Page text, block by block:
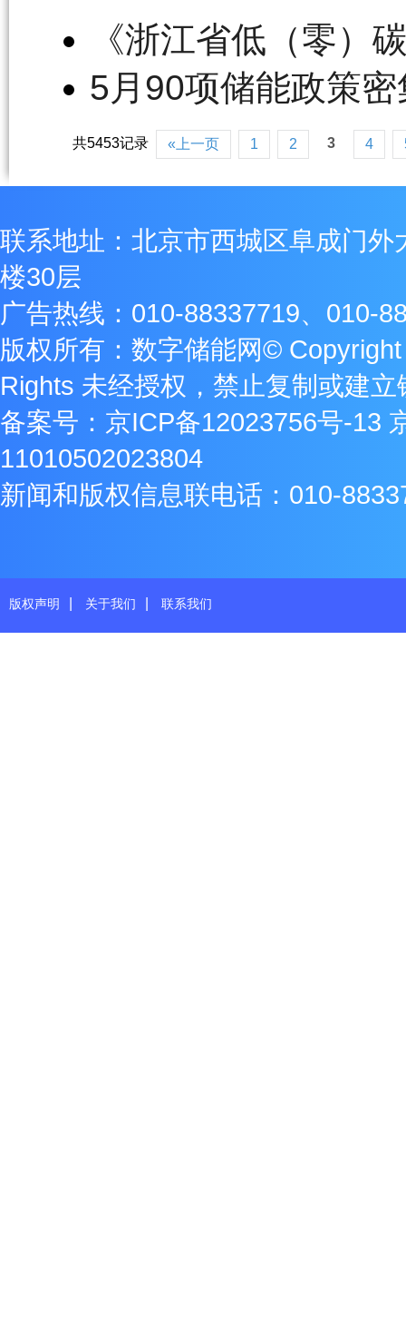
《浙江省低（零）
5月90项储能政策
共5453记录 «上一页 1 2 3 4
联系地址：北京市西城区阜成门外
楼30层
广告热线：010-88337719、010-
版权所有：数字储能网©
Rights 未经授权，禁止复制或建立
备案号： 京ICP备12023756号-13
11010502023804
新闻和版权信息联电话：010-
版权声明 关于我们 联系我们